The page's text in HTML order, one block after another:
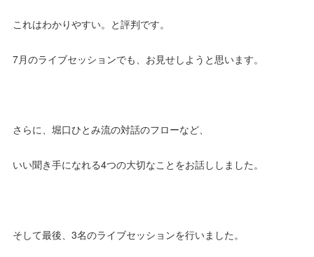
これはわかりやすい。と評判です。
7月のライブセッションでも、お見せしようと思います。
さらに、堀口ひとみ流の対話のフローなど、
いい聞き手になれる4つの大切なことをお話ししました。
そして最後、3名のライブセッションを行いました。